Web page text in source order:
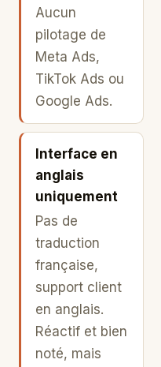
Aucun
pilotage de
Meta Ads,
TikTok Ads ou
Google Ads.
Interface en
anglais
uniquement
Pas de
traduction
française,
support client
en anglais.
Réactif et bien
noté, mais